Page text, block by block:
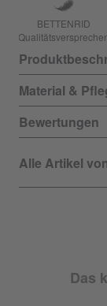
BETTENRID
Material &
Bewertungen
Alle Artikel
Das